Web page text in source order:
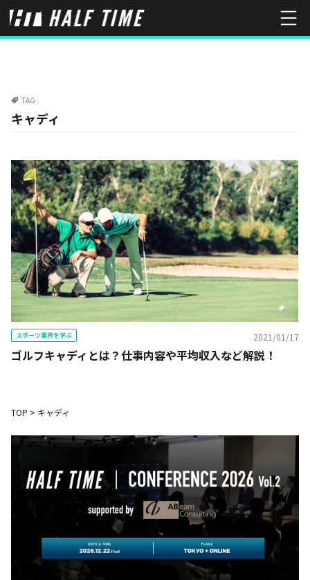
TAG
キャディ
スポーツ業界を学ぶ 2021/01/17
ゴルフキャディとは？仕事内容や平均収入など解説！
TOP > キャディ